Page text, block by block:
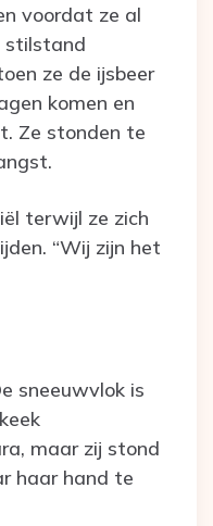
voordat ze al
stilstand
ze de ijsbeer
komen en
Ze stonden te
terwijl ze zich
“Wij zijn het
sneeuwvlok is
maar zij stond
haar hand te